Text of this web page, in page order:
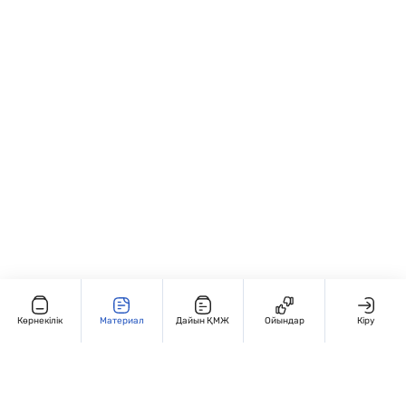
Көрнекілік Материал Дайын ҚМЖ Ойындар Кіру